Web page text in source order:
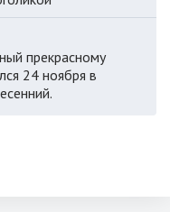
прекрасному
24 ноября в